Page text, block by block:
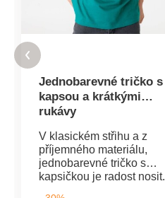
Jednobarevné tričko s
kapsou a krátkými
rukávy
V klasickém střihu a z
příjemného materiálu,
jednobarevné tričko s
kapsičkou je radost nosit.